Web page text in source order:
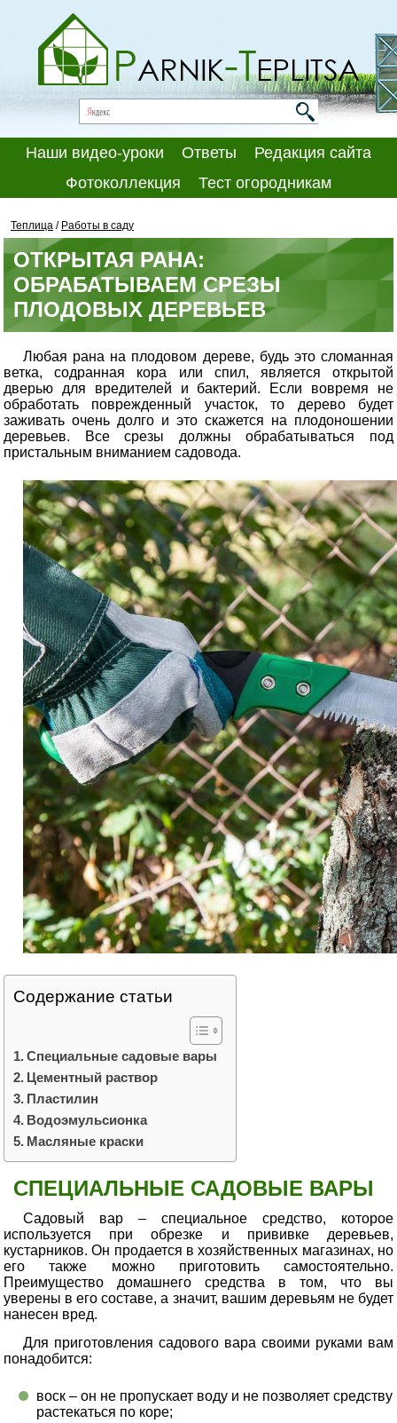
Наши видео-уроки Ответы
Редакция сайта
Фотоколлекция
Тест огородникам
Теплица / Работы в саду
ОТКРЫТАЯ РАНА:
ОБРАБАТЫВАЕМ СРЕЗЫ
ПЛОДОВЫХ ДЕРЕВЬЕВ
Любая рана на плодовом дереве, будь это сломанная
ветка, содранная кора или спил, является открытой
дверью для вредителей и бактерий. Если вовремя не
обработать поврежденный участок, то дерево будет
заживать очень долго и это скажется на плодоношении
деревьев. Все срезы должны обрабатываться под
пристальным вниманием садовода.
Содержание статьи
Специальные садовые вары
Цементный раствор
Пластилин
Водоэмульсионка
Масляные краски
СПЕЦИАЛЬНЫЕ САДОВЫЕ ВАРЫ
Садовый вар – специальное средство, которое
используется при обрезке и прививке деревьев,
кустарников. Он продается в хозяйственных магазинах, но
его также можно приготовить самостоятельно.
Преимущество домашнего средства в том, что вы
уверены в его составе, а значит, вашим деревьям не будет
нанесен вред.
Для приготовления садового вара своими руками вам
понадобится:
воск – он не пропускает воду и не позволяет средству
растекаться по коре;